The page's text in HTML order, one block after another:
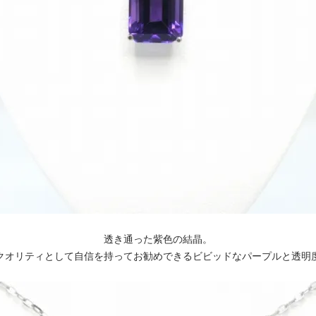
透き通った紫色の結晶。
オリティとして自信を持ってお勧めできるビビッドなパープルと透明